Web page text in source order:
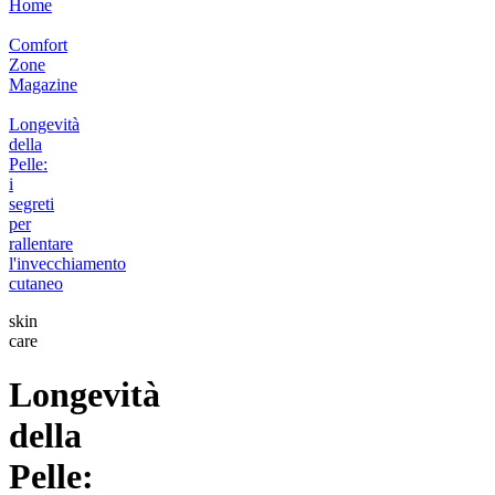
Home
Comfort
Zone
Magazine
Longevità
della
Pelle:
i
segreti
per
rallentare
l'invecchiamento
cutaneo
skin
care
Longevità
della
Pelle: